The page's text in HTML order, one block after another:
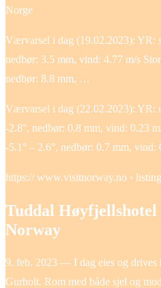
Norge
Værvarsel i dag (19.02.2023): YR:
nedbør: 3.5 mm, vind: 4.77 m/s
nedbør: 8.8 mm, …
Værvarsel i dag (22.02.2023): YR:
-2.8°, nedbør: 0.8 mm, vind: 0.23
-5.1° – 2.6°, nedbør: 0.7 mm, vind:
https:// www.visitnorway.no ›
Tuddal Høyfjellshotel
Norway
9. feb. 2023 — I dag eies og drives
Gurholt. Rom med både sjel og